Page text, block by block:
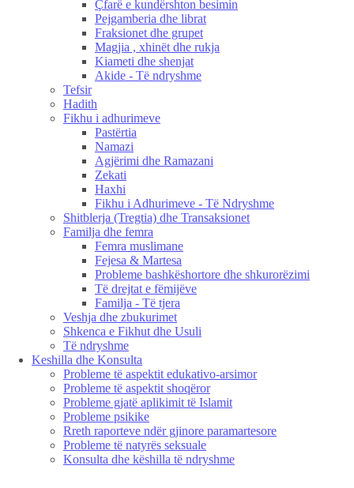
Çfarë e kundërshton besimin
Pejgamberia dhe librat
Fraksionet dhe grupet
Magjia , xhinët dhe rukja
Kiameti dhe shenjat
Akide - Të ndryshme
Tefsir
Hadith
Fikhu i adhurimeve
Pastërtia
Namazi
Agjërimi dhe Ramazani
Zekati
Haxhi
Fikhu i Adhurimeve - Të Ndryshme
Shitblerja (Tregtia) dhe Transaksionet
Familja dhe femra
Femra muslimane
Fejesa & Martesa
Probleme bashkëshortore dhe shkurorëzimi
Të drejtat e fëmijëve
Familja - Të tjera
Veshja dhe zbukurimet
Shkenca e Fikhut dhe Usuli
Të ndryshme
Keshilla dhe Konsulta
Probleme të aspektit edukativo-arsimor
Probleme të aspektit shoqëror
Probleme gjatë aplikimit të Islamit
Probleme psikike
Rreth raporteve ndër gjinore paramartesore
Probleme të natyrës seksuale
Konsulta dhe këshilla të ndryshme